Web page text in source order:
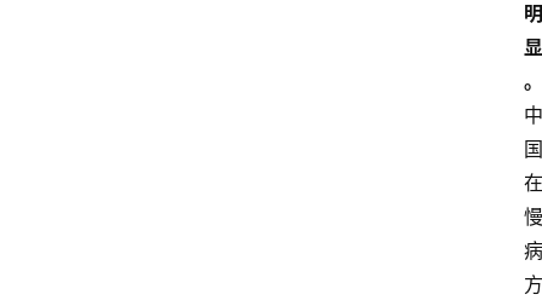
明
显
。
中
国
在
慢
病
方